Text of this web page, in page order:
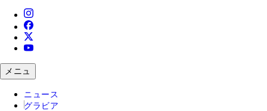
メニュ
ニュース
グラビア